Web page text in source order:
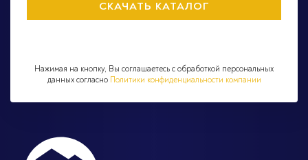
Нажимая на кнопку, Вы соглашаетесь с обработкой персональных
данных согласно Политики конфиденциальности компании